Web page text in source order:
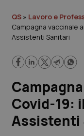
Governo e
Regioni e Asl
Lavoro e
Scienza e Farmaci
Studi e Analisi
QS » Lavoro e
Campagna vaccinale
Assistenti Sanitari
Covid-19:
Assistenti